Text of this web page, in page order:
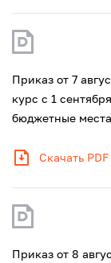
Приказ от 7
курс с 1
бюджетные
Скачать PDF
Приказ от 8